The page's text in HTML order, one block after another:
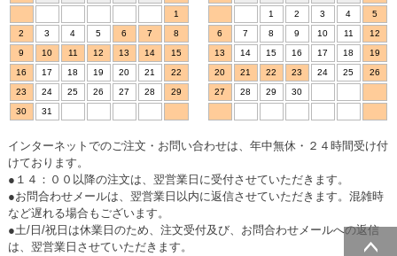
1
2
3 4 5 6 7
8
9
10 11 12 13 14
15
16
17 18 19 20 21
22
23
24 25 26 27 28
29
30
31
1
2 3 4
5
6
7 8 9 10 11
12
13
14 15 16 17 18
19
20
21 22 23 24 25
26
27
28 29 30
インターネットでのご注文・お問い合わせは、年中無休・２４時間受け付
けております。
●１４：００以降の注文は、翌営業日に受付させていただきます。
●お問合わせメールは、翌営業日以内に返信させていただきます。混雑時
など遅れる場合もございます。
●土/日/祝日は休業日のため、注文受付及び、お問合わせメールへの返信
は、翌営業日させていただきます。